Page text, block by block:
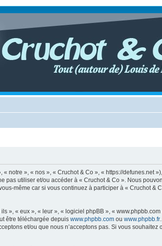
notre », « nos », « Cruchot & Co », « https://defunes.net
pas utiliser et/ou accéder à « Cruchot & Co ». Nous
même car si vous continuez à participer à « Cruchot
», « eux », « leur », « logiciel phpBB », «
être téléchargée depuis www.phpbb.com ou www.phpbb.fr
et/ou que nous n’acceptons pas. Si vous